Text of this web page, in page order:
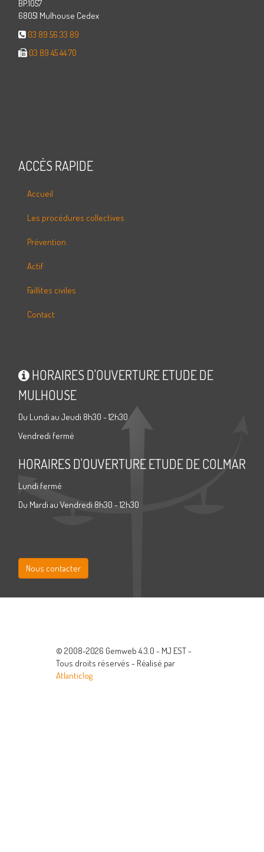
BP.1057
68051 Mulhouse Cedex
03 89 56 33 89
03 89 45 44 70
ACCÈS RAPIDE
Accueil
Les procédures collectives
Prévention
Actif
Faillites civiles
Contact
HORAIRES D'OUVERTURE ETUDE DE
MULHOUSE
Du Lundi au Jeudi 8h30 - 12h30
Vendredi fermé
HORAIRES D'OUVERTURE ETUDE DE COLMAR
Lundi fermé
Du Mardi au Vendredi 8h30 - 12h30
Nous contacter
© 2008-2026 Gemweb 4.3.0 - MJ EST -
Tous droits réservés - Réalisé par
Atlanticlog